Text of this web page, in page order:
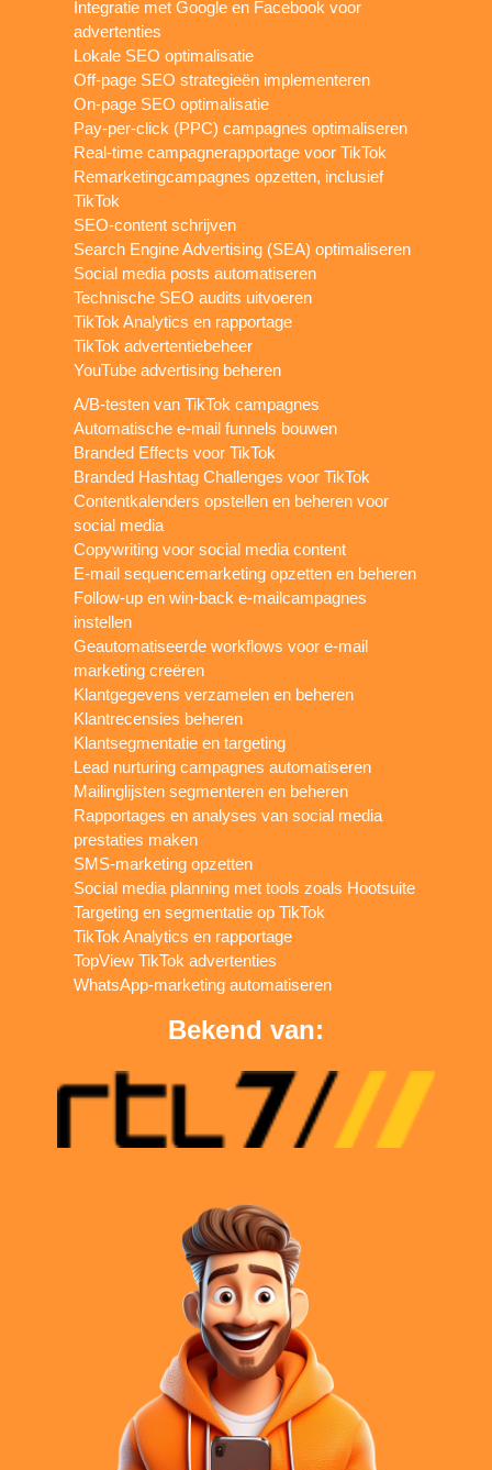
Integratie met Google en Facebook voor
advertenties
Lokale SEO optimalisatie
Off-page SEO strategieën implementeren
On-page SEO optimalisatie
Pay-per-click (PPC) campagnes optimaliseren
Real-time campagnerapportage voor TikTok
Remarketingcampagnes opzetten, inclusief
TikTok
SEO-content schrijven
Search Engine Advertising (SEA) optimaliseren
Social media posts automatiseren
Technische SEO audits uitvoeren
TikTok Analytics en rapportage
TikTok advertentiebeheer
YouTube advertising beheren
A/B-testen van TikTok campagnes
Automatische e-mail funnels bouwen
Branded Effects voor TikTok
Branded Hashtag Challenges voor TikTok
Contentkalenders opstellen en beheren voor
social media
Copywriting voor social media content
E-mail sequencemarketing opzetten en beheren
Follow-up en win-back e-mailcampagnes
instellen
Geautomatiseerde workflows voor e-mail
marketing creëren
Klantgegevens verzamelen en beheren
Klantrecensies beheren
Klantsegmentatie en targeting
Lead nurturing campagnes automatiseren
Mailinglijsten segmenteren en beheren
Rapportages en analyses van social media
prestaties maken
SMS-marketing opzetten
Social media planning met tools zoals Hootsuite
Targeting en segmentatie op TikTok
TikTok Analytics en rapportage
TopView TikTok advertenties
WhatsApp-marketing automatiseren
Bekend van: